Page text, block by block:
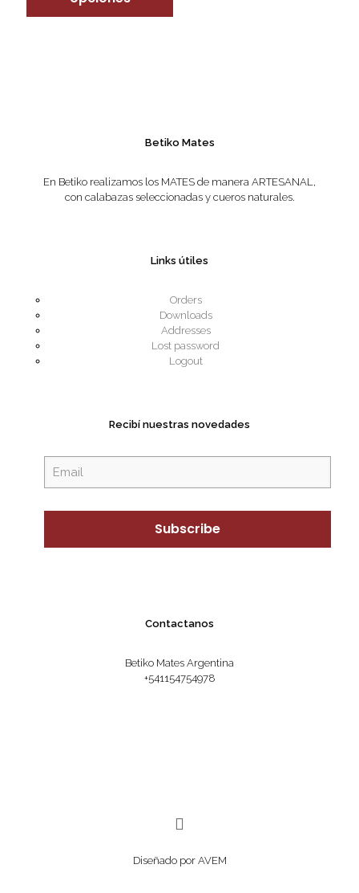
variants.
Betiko Mates
En Betiko realizamos los MATES de manera ARTESANAL,
con calabazas seleccionadas y cueros naturales.
Links útiles
Orders
Downloads
Addresses
Lost password
Logout
Recibí nuestras novedades
Contactanos
Betiko Mates Argentina
+541154754978
Diseñado por AVEM